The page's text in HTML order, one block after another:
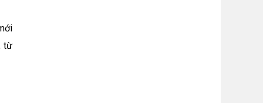
từ